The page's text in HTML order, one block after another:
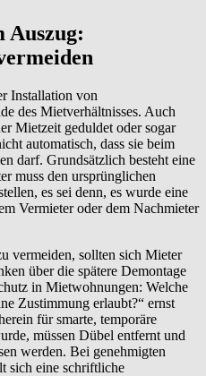
Auszug:
Installation von
des Mietverhältnisses. Auch
Mietzeit geduldet oder sogar
automatisch, dass sie beim
darf. Grundsätzlich besteht eine
muss den ursprünglichen
es sei denn, es wurde eine
Vermieter oder dem Nachmieter
vermeiden, sollten sich Mieter
über die spätere Demontage
in Mietwohnungen: Welche
Zustimmung erlaubt?“ ernst
für smarte, temporäre
müssen Dübel entfernt und
werden. Bei genehmigten
sich eine schriftliche